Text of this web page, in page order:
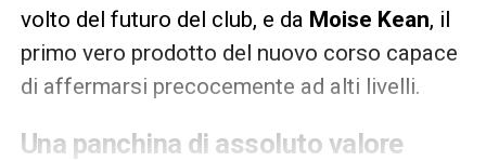
volto del futuro del club, e da Moise Kean, il
primo vero prodotto del nuovo corso capace
di affermarsi precocemente ad alti livelli.
Una panchina di assoluto valore